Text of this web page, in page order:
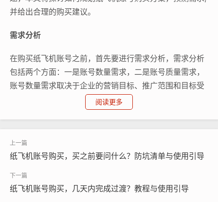
并给出合理的购买建议。
需求分析
在购买纸飞机账号之前，首先要进行需求分析，需求分析
包括两个方面：一是账号数量需求，二是账号质量需求，
账号数量需求取决于企业的营销目标、推广范围和目标受
众规模，账号质量需求则包括账号的活跃度、粉丝质量、
内容质量等，在进行需求分析时，企业需要充分考虑自身
阅读更多
纸飞机账号购买，买之前要问什么？防坑清单与使用引导
纸飞机账号购买，几天内完成过渡？教程与使用引导